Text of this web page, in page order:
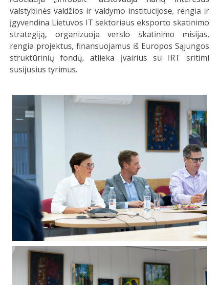
valstybinės valdžios ir valdymo institucijose, rengia ir
įgyvendina Lietuvos IT sektoriaus eksporto skatinimo
strategiją, organizuoja verslo skatinimo misijas,
rengia projektus, finansuojamus iš Europos Sąjungos
struktūrinių fondų, atlieka įvairius su IRT sritimi
susijusius tyrimus.